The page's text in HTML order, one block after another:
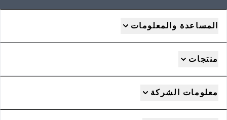
المساعدة والمعلومات
منتجات
معلومات الشركة